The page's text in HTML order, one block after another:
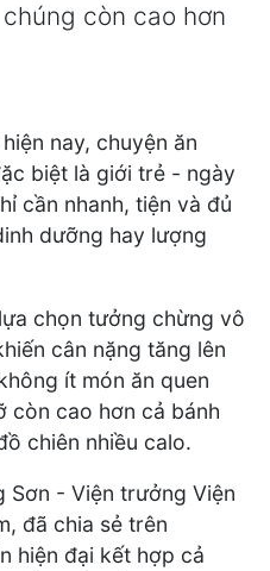
còn cao hơn
nay, chuyện ăn
biệt là giới trẻ - ngày
cần nhanh, tiện và đủ
dưỡng hay lượng
chọn tưởng chừng vô
cân nặng tăng lên
ít món ăn quen
còn cao hơn cả bánh
chiên nhiều calo.
Sơn - Viện trưởng Viện
đã chia sẻ trên
hiện đại kết hợp cả